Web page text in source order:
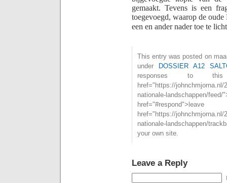
gemaakt. Tevens is een
toegevoegd, waarop de
een en ander nader toe te
This entry was posted on
under
DOSSIER A12
responses to
href="https://johnchmjorna.nl/
nationale-landschappen/
href="https://johnchmjorna.nl/
nationale-landschappen/
your own site.
Leave a Reply